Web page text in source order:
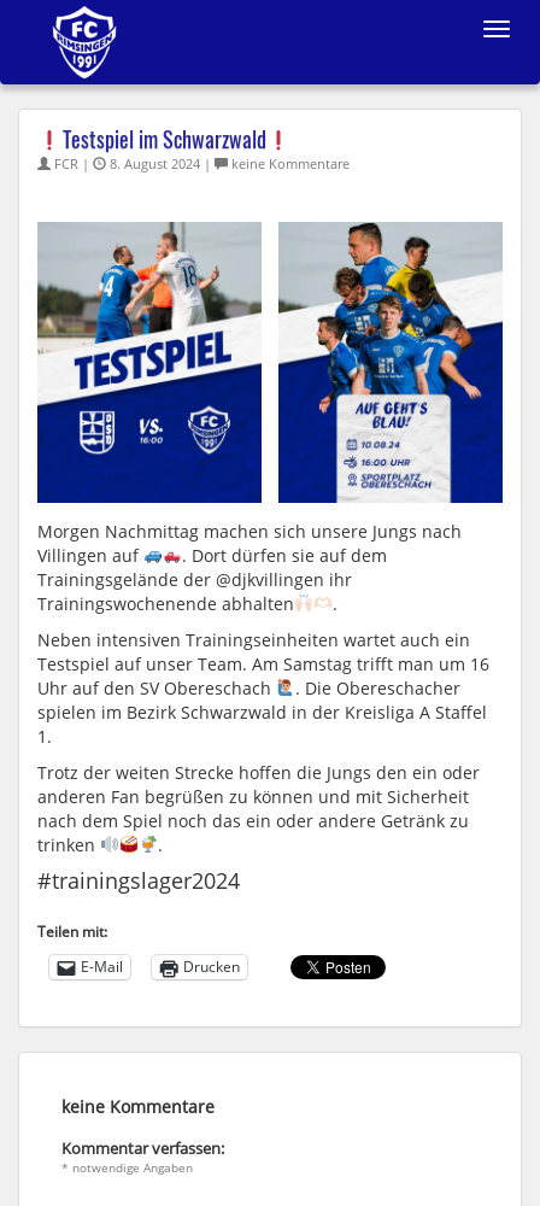
Toggle
Testspiel im Schwarzwald
FCR | 8. August 2024 | keine Kommentare
Morgen Nachmittag machen sich unsere Jungs nach
Villingen auf
. Dort dürfen sie auf dem
Trainingsgelände der @djkvillingen ihr
Trainingswochenende abhalten
.
Neben intensiven Trainingseinheiten wartet auch ein
Testspiel auf unser Team. Am Samstag trifft man um 16
Uhr auf den SV Obereschach
. Die Obereschacher
spielen im Bezirk Schwarzwald in der Kreisliga A Staffel
1.
Trotz der weiten Strecke hoffen die Jungs den ein oder
anderen Fan begrüßen zu können und mit Sicherheit
nach dem Spiel noch das ein oder andere Getränk zu
trinken
.
#trainingslager2024
Teilen mit:
E-Mail
Drucken
keine Kommentare
Kommentar verfassen:
* notwendige Angaben